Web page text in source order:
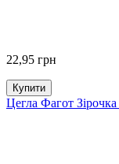
22,95 грн
Купити
Цегла Фагот